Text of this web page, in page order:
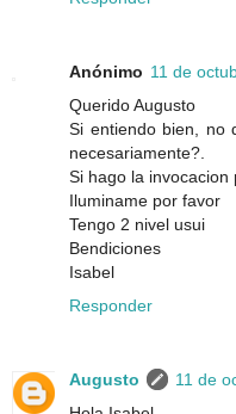
Anónimo 11 de
Querido Augusto
Si entiendo bien, no
necesariamente?.
Si hago la invocacion
Iluminame por favor
Tengo 2 nivel usui
Bendiciones
Isabel
Responder
Augusto
11 de